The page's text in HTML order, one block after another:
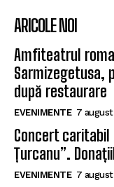
ARICOLE NOI
Amfiteatrul
Sarmizegetusa,
după restaurare
EVENIMENTE 7
Concert caritabil
Țurcanu”.
EVENIMENTE 7